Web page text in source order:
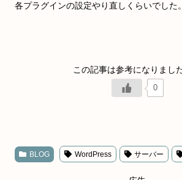
各プラグインの設定やり直しくらいでした。
0
BLOG WordPress サーバー